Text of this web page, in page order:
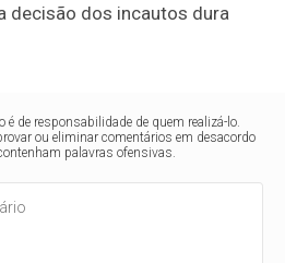
decisão dos incautos dura
de responsabilidade de quem realizá-lo.
ou eliminar comentários em desacordo
palavras ofensivas.